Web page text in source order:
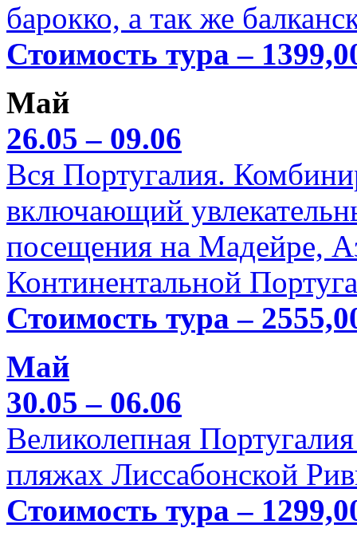
барокко, а так же
Стоимость тура –
Май
26.05 – 09.06
Вся Португалия.
включающий
посещения на Мадейре,
Континентальной
Стоимость тура –
Май
30.05 – 06.06
Великолепная
пляжах Лиссабонской
Стоимость тура –